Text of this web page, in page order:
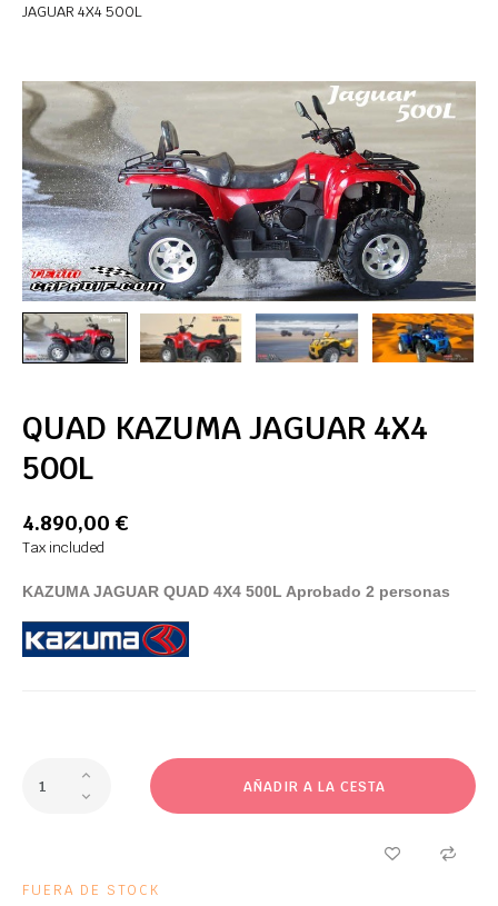
JAGUAR 4X4 500L
QUAD KAZUMA JAGUAR 4X4
500L
4.890,00 €
Tax included
KAZUMA JAGUAR QUAD 4X4 500L Aprobado 2 personas
AÑADIR A LA CESTA
FUERA DE STOCK